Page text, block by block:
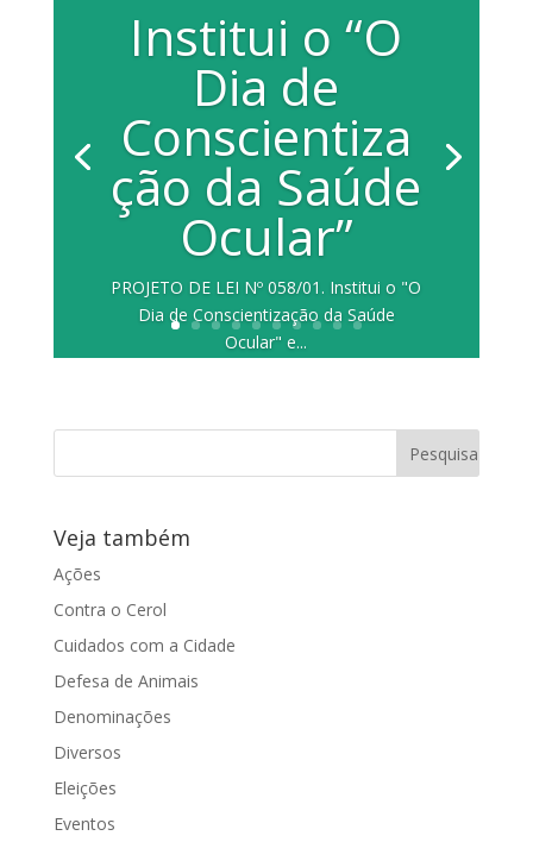
Institui o “O
Dia de
Conscientiza
ção da Saúde
Ocular”
PROJETO DE LEI Nº 058/01. Institui o "O
Dia de Conscientização da Saúde
Ocular" e...
Veja também
Ações
Contra o Cerol
Cuidados com a Cidade
Defesa de Animais
Denominações
Diversos
Eleições
Eventos